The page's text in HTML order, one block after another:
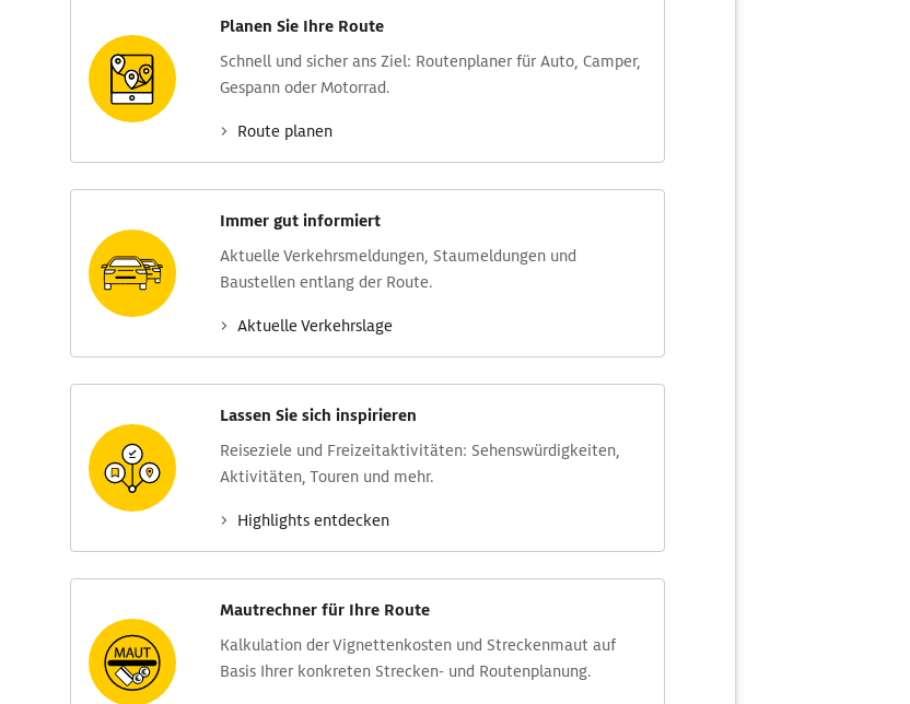
Planen Sie Ihre Route
Schnell und sicher ans Ziel: Routen­planer für Auto, Camper,
Gespann oder Motorrad.
Route planen
Immer gut informiert
Aktuelle Verkehrs­meldungen, Stau­meldungen und
Baustellen entlang der Route.
Aktuelle Verkehrs­lage
Lassen Sie sich inspirieren
Reise­ziele und Freizeit­aktivitäten: Sehens­würdig­keiten,
Aktivitäten, Touren und mehr.
Highlights entdecken
Mautrechner für Ihre Route
Kalkulation der Vignettenkosten und Streckenmaut auf
Basis Ihrer konkreten Strecken- und Routenplanung.